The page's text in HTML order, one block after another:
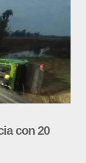
con 20